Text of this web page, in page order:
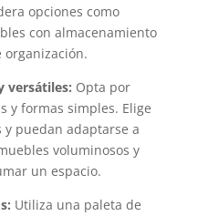
opciones como
con almacenamiento
organización.
versátiles: Opta por
y formas simples. Elige
y puedan adaptarse a
voluminosos y
un espacio.
Utiliza una paleta de